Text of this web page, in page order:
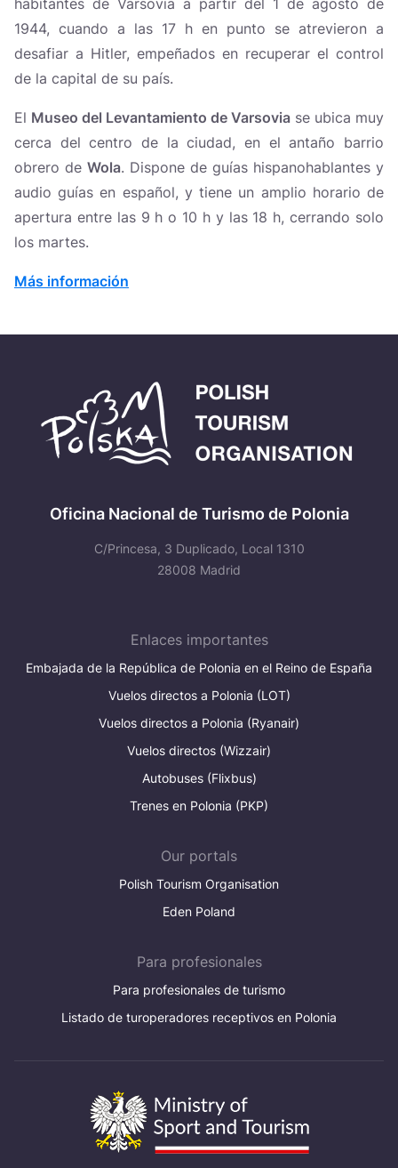
habitantes de Varsovia a partir del 1 de agosto de
1944, cuando a las 17 h en punto se atrevieron a
desafiar a Hitler, empeñados en recuperar el control
de la capital de su país.
El Museo del Levantamiento de Varsovia se ubica muy
cerca del centro de la ciudad, en el antaño barrio
obrero de Wola. Dispone de guías hispanohablantes y
audio guías en español, y tiene un amplio horario de
apertura entre las 9 h o 10 h y las 18 h, cerrando solo
los martes.
Más información
Oficina Nacional de Turismo de Polonia
C/Princesa, 3 Duplicado, Local 1310
28008 Madrid
Enlaces importantes
Embajada de la República de Polonia en el Reino de España
Vuelos directos a Polonia (LOT)
Vuelos directos a Polonia (Ryanair)
Vuelos directos (Wizzair)
Autobuses (Flixbus)
Trenes en Polonia (PKP)
Our portals
Polish Tourism Organisation
Eden Poland
Para profesionales
Para profesionales de turismo
Listado de turoperadores receptivos en Polonia